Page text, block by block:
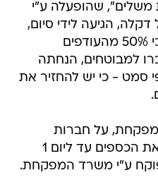
משלים", שהופעלה ע"י
הגיעה לידי סיום,
ובהתאם להסכם בו נקבע כי 50% מהעודפים
למבוטחים, הנחתה
סמט - כי יש להחזיר את
על חברות
הביטוח להשיב למבוטחים את הכספים עד ליום 1
ע"י משרד המפקחת.